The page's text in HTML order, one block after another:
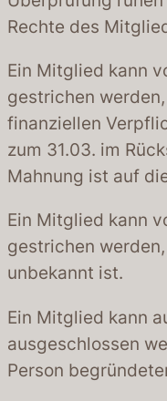
Rechte des
Ein Mitglied kann
gestrichen
finanziellen
zum 31.03. im
Mahnung ist auf
Ein Mitglied kann
gestrichen
unbekannt ist.
Ein Mitglied kann
ausgeschlossen
Person